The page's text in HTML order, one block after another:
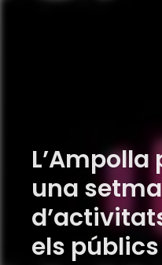
una
els públics